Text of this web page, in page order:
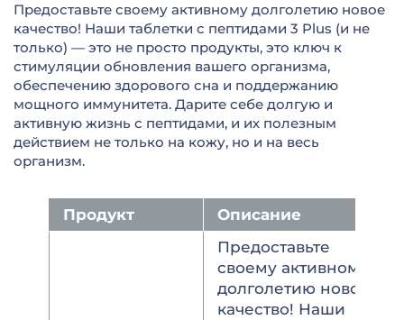
Предоставьте своему активному долголетию новое
качество! Наши таблетки с пептидами 3 Plus (и не
только) — это не просто продукты, это ключ к
стимуляции обновления вашего организма,
обеспечению здорового сна и поддержанию
мощного иммунитета. Дарите себе долгую и
активную жизнь с пептидами, и их полезным
действием не только на кожу, но и на весь
организм.
Продукт Описание
Предоставьте
своему активному
долголетию новое
качество! Наши